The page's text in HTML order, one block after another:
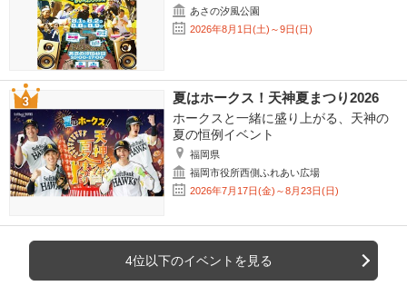
あさの汐風公園
2026年8月1日(土)～9日(日)
夏はホークス！天神夏まつり2026
ホークスと一緒に盛り上がる、天神の
夏の恒例イベント
福岡県
福岡市役所西側ふれあい広場
2026年7月17日(金)～8月23日(日)
4位以下のイベントを見る